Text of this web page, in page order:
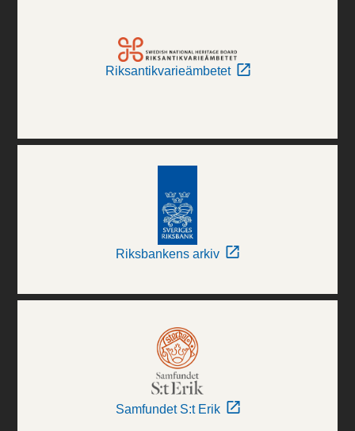
Riksantikvarieämbetet
Riksbankens arkiv
Samfundet S:t Erik